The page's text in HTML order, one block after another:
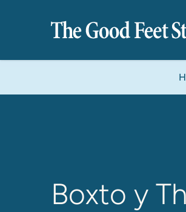
Boxto y